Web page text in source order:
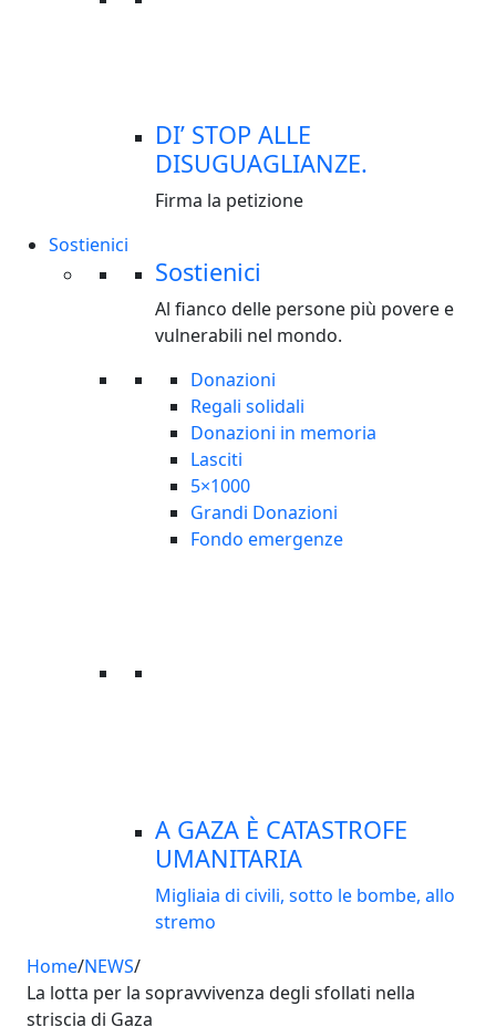
DI’ STOP ALLE
DISUGUAGLIANZE.
Firma la petizione
Sostienici
Sostienici
Al fianco delle persone più povere e
vulnerabili nel mondo.
Donazioni
Regali solidali
Donazioni in memoria
Lasciti
5×1000
Grandi Donazioni
Fondo emergenze
A GAZA È CATASTROFE
UMANITARIA
Migliaia di civili, sotto le bombe, allo
stremo
Home/NEWS/
La lotta per la sopravvivenza degli sfollati nella
striscia di Gaza